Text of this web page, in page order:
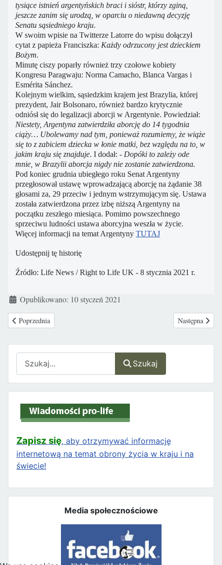
Szukaj
Zapisz się, aby otrzymywać informację
internetową na temat obrony życia w kraju i na
świecie!
Media społecznościowe
tysiące istnień argentyńskich braci i sióstr, którzy zginą,
jeszcze zanim się urodzą, w oparciu o niedawną decyzję
Senatu sąsiedniego kraju.
W swoim wpisie na Twitterze Latorre do wpisu dołączył
cytat z papieża Franciszka: Każdy odrzucony jest dzieckiem
Bożym.
Minutę ciszy poparły również trzy czołowe kobiety
Kongresu Paragwaju: Norma Camacho, Blanca Vargas i
Esmérita Sánchez.
Kolejnym wielkim, sąsiedzkim krajem jest Brazylia, której
prezydent, Jair Bolsonaro, również bardzo krytycznie
odniósł się do legalizacji aborcji w Argentynie. Powiedział:
Niestety, Argentyna zatwierdziła aborcję do 14 tygodnia
ciąży… Ubolewamy nad tym, ponieważ rozumiemy, że wiąże
się to z zabiciem dziecka w łonie matki, bez względu na to, w
jakim kraju się znajduje. I dodał: - Dopóki to zależy ode
mnie, w Brazylii aborcja nigdy nie zostanie zatwierdzona.
Pod koniec grudnia ubiegłego roku Senat Argentyny
przegłosował ustawę wprowadzającą aborcję na żądanie 38
głosami za, 29 przeciw i jednym wstrzymującym się. Ustawa
została zatwierdzona przez izbę niższą Argentyny na
początku zeszłego miesiąca. Pomimo powszechnego
sprzeciwu ludności ustawa aborcyjna weszła w życie.
Więcej informacji na temat Argentyny TUTAJ
Udostępnij tę historię
Źródło: Life News / Right to Life UK - 8 stycznia 2021 r.
Szczegóły
Opublikowano: 10 styczeń 2021
Poprzednia strona: Najnowsze badanie wykazało, że śpiewanie swoim
Poprzednia Następna
Następna